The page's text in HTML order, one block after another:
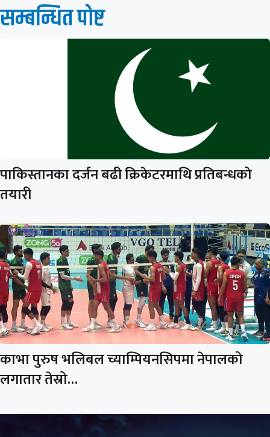
सम्बन्धित पाेष्ट
पाकिस्तानका दर्जन बढी क्रिकेटरमाथि प्रतिबन्धको
तयारी
काभा पुरुष भलिबल च्याम्पियनसिपमा नेपालको
लगातार तेस्रो…